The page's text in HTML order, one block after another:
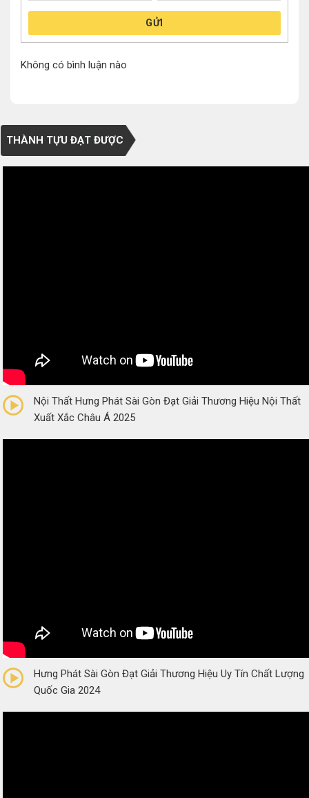
GỬI
Không có bình luận nào
THÀNH TỰU ĐẠT ĐƯỢC
(0 Reviews)
Nội Thất Hưng Phát Sài Gòn Đạt Giải Thương Hiệu Nội Thất
Xuất Xắc Châu Á 2025
(0 Reviews)
Hưng Phát Sài Gòn Đạt Giải Thương Hiệu Uy Tín Chất Lượng
Quốc Gia 2024